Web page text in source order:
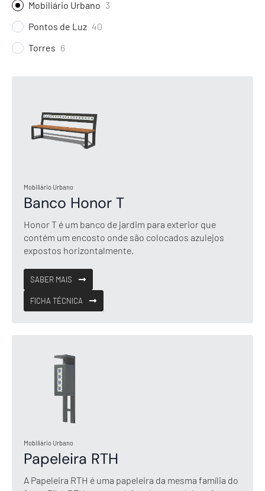
Mobiliário Urbano 3
Pontos de Luz 40
Torres 6
Mobiliário Urbano
Banco Honor T
Honor T é um banco de jardim para exterior que
contém um encosto onde são colocados azulejos
expostos horizontalmente.
SABER MAIS
FICHA TÉCNICA
Mobiliário Urbano
Papeleira RTH
A Papeleira RTH é uma papeleira da mesma família do